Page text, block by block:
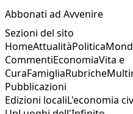
Abbonati ad Avvenire
Sezioni del sito
HomeAttualitàPolitica
CommentiEconomiaVita e
CuraFamigliaRubriche
Pubblicazioni
Edizioni localiL'economia